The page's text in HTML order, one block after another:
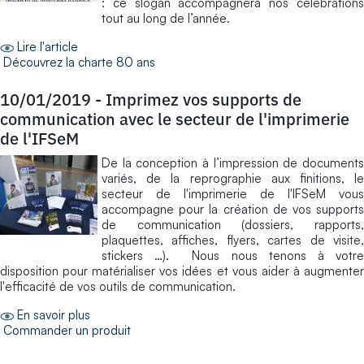
tout au long de l’année.
Lire l'article
Découvrez la charte 80 ans
10/01/2019 - Imprimez vos supports de
communication avec le secteur de l'imprimerie
de l'IFSeM
De la conception à l’impression de documents
variés, de la reprographie aux finitions, le
secteur de l'imprimerie de l'IFSeM vous
accompagne pour la création de vos supports
de communication (dossiers, rapports,
plaquettes, affiches, flyers, cartes de visite,
stickers …). Nous nous tenons à votre
disposition pour matérialiser vos idées et vous aider à augmenter
l'efficacité de vos outils de communication.
En savoir plus
Commander un produit